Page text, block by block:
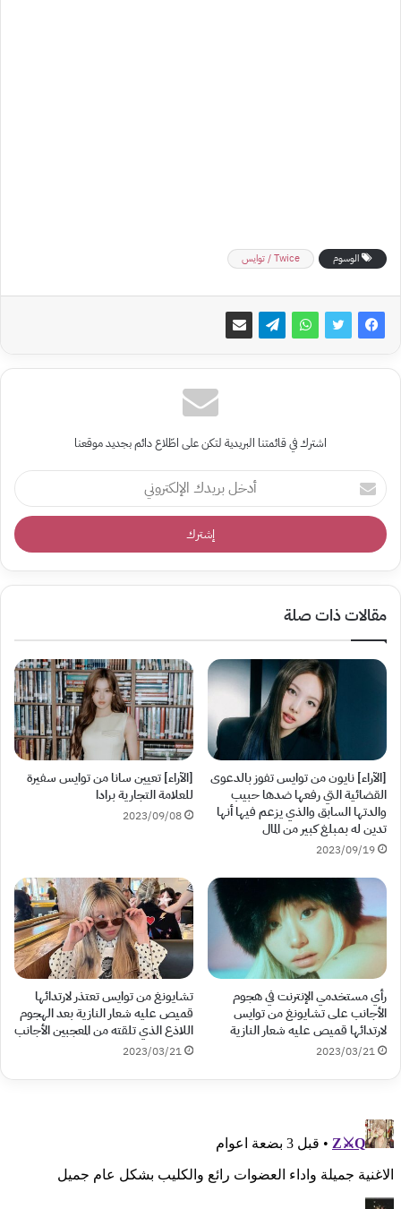
الوسوم Twice / توايس
اشترك في قائمتنا البريدية لتكن على اطّلاع دائم بجديد موقعنا
أدخل
بريدك
الإلكتروني
مقالات ذات صلة
[الآراء] نايون من توايس تفوز بالدعوى
القضائية التي رفعها ضدها حبيب
والدتها السابق والذي يزعم فيها أنها
تدين له بمبلغ كبير من المال
2023/09/19
[الآراء] تعيين سانا من توايس سفيرة
للعلامة التجارية برادا
2023/09/08
رأي مستخدمي الإنترنت في هجوم
الأجانب على تشايونغ من توايس
لارتدائها قميص عليه شعار النازية
2023/03/21
تشايونغ من توايس تعتذر لارتدائها
قميص عليه شعار النازية بعد الهجوم
اللاذع الذي تلقته من المعجبين الأجانب
2023/03/21